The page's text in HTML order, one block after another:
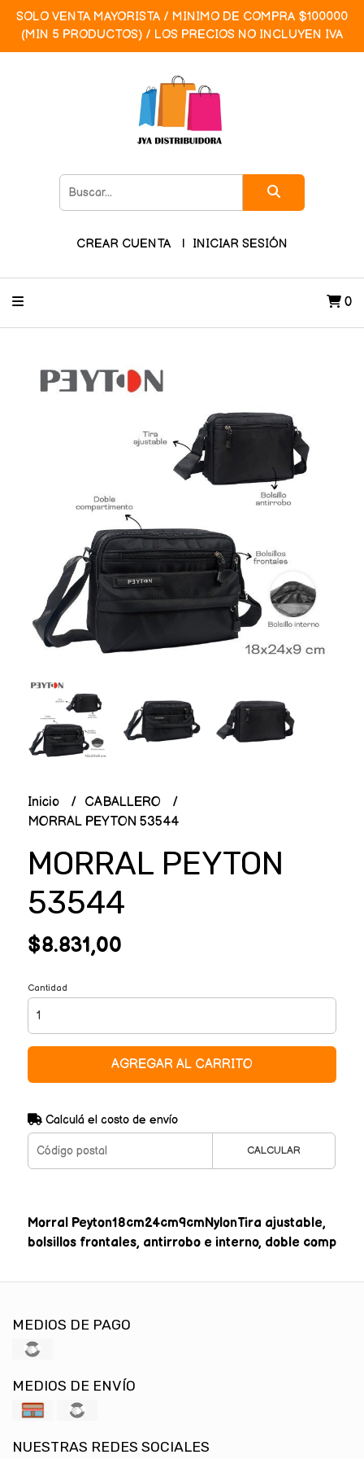
SOLO VENTA MAYORISTA / MINIMO DE COMPRA $100000
(MIN 5 PRODUCTOS) / LOS PRECIOS NO INCLUYEN IVA
CREAR CUENTA INICIAR SESIÓN
0
Inicio
CABALLERO
MORRAL PEYTON 53544
MORRAL PEYTON
53544
$8.831,00
Cantidad
AGREGAR AL CARRITO
Calculá el costo de envío
CALCULAR
Morral Peyton18cm24cm9cmNylonTira ajustable,
bolsillos frontales, antirrobo e interno, doble comp
MEDIOS DE PAGO
MEDIOS DE ENVÍO
NUESTRAS REDES SOCIALES